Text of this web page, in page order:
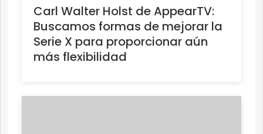
Carl Walter Holst de AppearTV:
Buscamos formas de mejorar la
Serie X para proporcionar aún
más flexibilidad